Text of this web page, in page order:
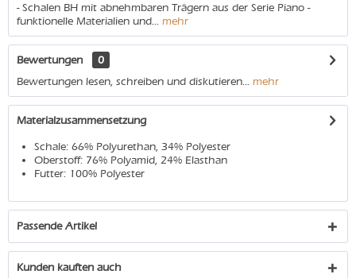
- Schalen BH mit abnehmbaren Trägern aus der Serie Piano -
funktionelle Materialien und... mehr
Bewertungen
0
Bewertungen lesen, schreiben und diskutieren... mehr
Materialzusammensetzung
Schale: 66% Polyurethan, 34% Polyester
Oberstoff: 76% Polyamid, 24% Elasthan
Futter: 100% Polyester
Passende Artikel
Kunden kauften auch